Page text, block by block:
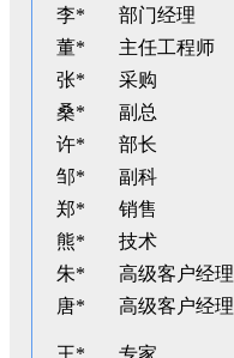
李*
部门经理
董*
主任工程师
张*
采购
桑*
副总
许*
部长
邹*
副科
郑*
销售
熊*
技术
朱*
高级客户经理
唐*
高级客户经理
王* 专家